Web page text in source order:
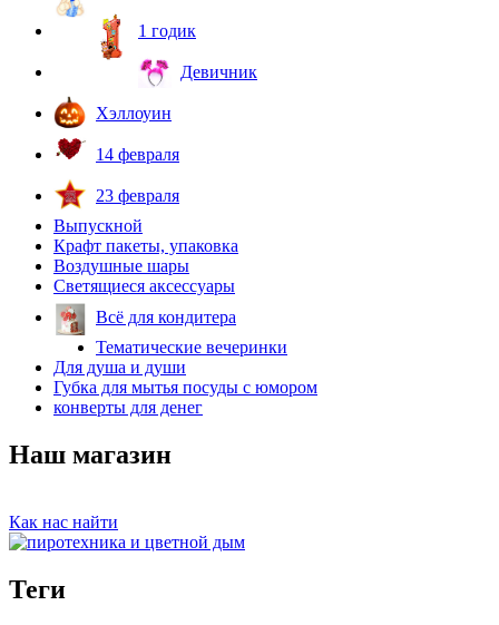
1 годик
Девичник
Хэллоуин
14 февраля
23 февраля
Выпускной
Крафт пакеты, упаковка
Воздушные шары
Светящиеся аксессуары
Всё для кондитера
Тематические вечеринки
Для душа и души
Губка для мытья посуды с юмором
конверты для денег
Наш магазин
Как нас найти
Теги